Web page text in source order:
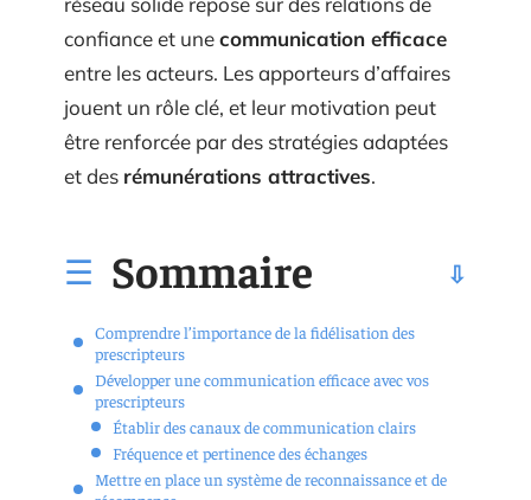
confiance et unecommunication efficace
entre les acteurs. Les apporteurs d’affaires
jouent un rôle clé, et leur motivation peut
être renforcée par des stratégies adaptées
et des rémunérations attractives.
Sommaire
Comprendre l’importance de la fidélisation des
prescripteurs
Développer une communication efficace avec vos
prescripteurs
Établir des canaux de communication clairs
Fréquence et pertinence des échanges
Mettre en place un système de reconnaissance et de